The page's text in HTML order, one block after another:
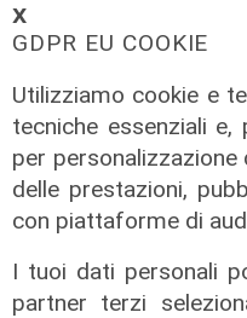
𝗫
GDPR EU COOKIE
Utilizziamo cookie e
tecniche essenziali e,
per personalizzazione
delle prestazioni,
con piattaforme di
I tuoi dati personali
partner terzi
Sono rimasto
uscita. Ti dirò
partita per
mamma. Per